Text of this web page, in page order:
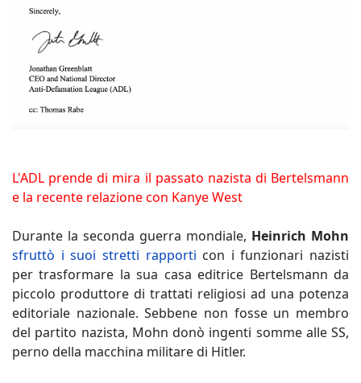
L'ADL prende di mira il passato nazista di Bertelsmann
e la recente relazione con Kanye West
Durante la seconda guerra mondiale, Heinrich Mohn
sfruttò i suoi stretti rapporti con i funzionari nazisti
per trasformare la sua casa editrice Bertelsmann da
piccolo produttore di trattati religiosi ad una potenza
editoriale nazionale. Sebbene non fosse un membro
del partito nazista, Mohn donò ingenti somme alle SS,
perno della macchina militare di Hitler.